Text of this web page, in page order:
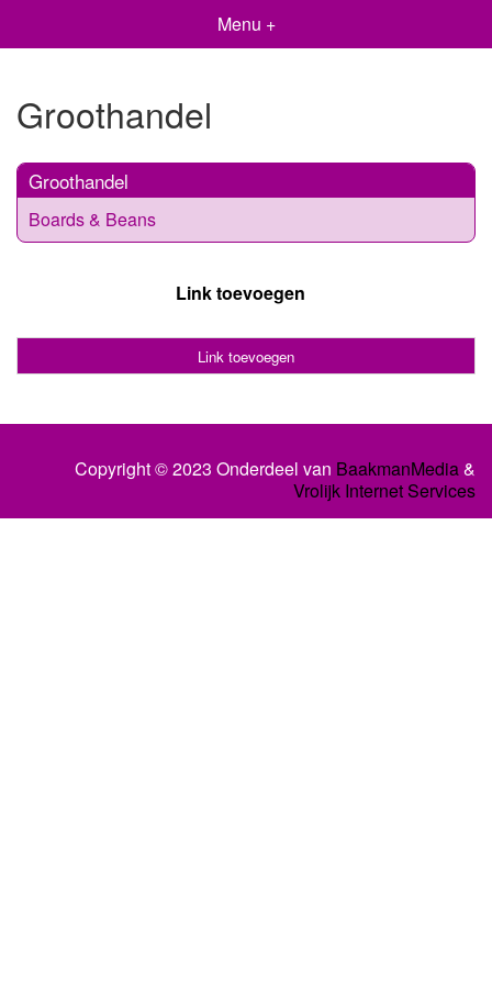
Menu +
Groothandel
Groothandel
Boards & Beans
Link toevoegen
Link toevoegen
Copyright © 2023 Onderdeel van BaakmanMedia&
Vrolijk Internet Services